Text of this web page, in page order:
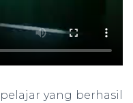
yang berhasil